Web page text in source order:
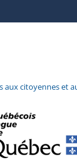
dans une nouvelle
aux citoyennes et